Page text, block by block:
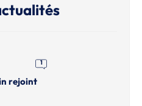
1
rejoint